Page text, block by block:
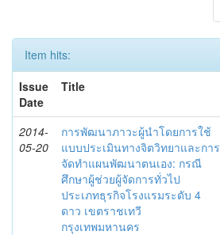
Item hits:
Issue
Date
Title
2014-
05-20
การพัฒนาภาวะผู้นำโดยการใช้
แบบประเมินทางจิตวิทยาและการ
จัดทำแผนพัฒนาตนเอง: กรณี
ศึกษาผู้ช่วยผู้จัดการทั่วไป
ประเภทธุรกิจโรงแรมระดับ 4
ดาว เขตราชเทวี
กรุงเทพมหานคร